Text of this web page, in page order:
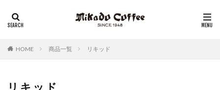
HOME 商品一覧 リキッド
リキッド
リキッドコーヒー アイスコーヒー
チーズケーキ